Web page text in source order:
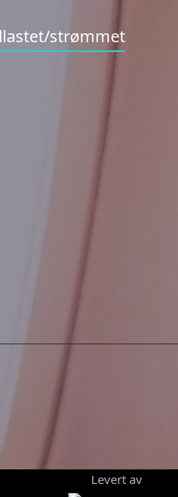
strømmet
Levert av